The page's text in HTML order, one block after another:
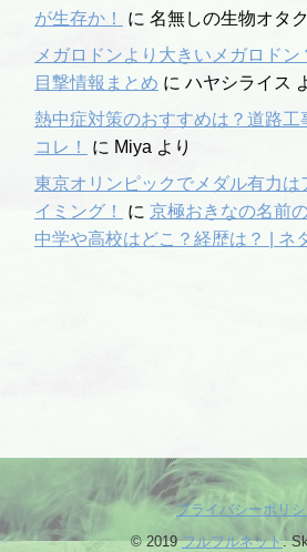
が生存か！
に 名無しの生物オタク
メガロドンより大きいメガロド
目撃情報まとめ に ハヤシライス
熱中症対策のおすすめは？道路工
コレ！
に Miya より
東京オリンピックでメダル有力は
イミング！
に 京極おきなの名前
中学や高校はどこ？経歴は？ | ネ
プライバシーポリ
© 2019フルフルネット.